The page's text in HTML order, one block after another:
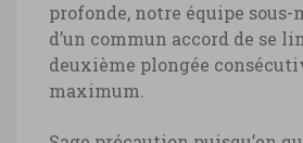
profonde, notre équipe sous-
d’un commun accord de se
deuxième plongée
maximum.